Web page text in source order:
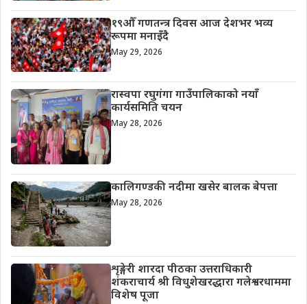
१९औँ गणतन्त्र दिवस आज देशभर भव्य
रूपमा मनाइँदै
May 29, 2026
रास्वपा रघुगंगा गाउँपालिकाको नयाँ
कार्यसमिति चयन
May 28, 2026
कालिगण्डकी नदीमा खसेर बालक बेपत्ता
May 28, 2026
शृङ्गेरी शारदा पीठका उत्तराधिकारी
शंकराचार्य श्री विधुशेखरद्धारा गलेश्वरधाममा
विशेष पूजा